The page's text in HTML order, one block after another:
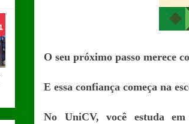
O seu próximo passo merece
E essa confiança começa na
No UniCV, você estuda